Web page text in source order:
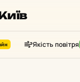
Якість повітря